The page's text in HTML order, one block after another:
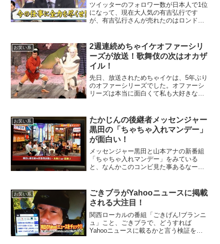
ツイッターのフォロワー数が日本人で1位
になって、現在大人気の有吉弘行です
が、有吉弘行さんが売れたのはロンドン
いですよねー！私も大好きなロンドンハ
ーツのコーナーの「有吉先...
お笑い系
2週連続めちゃイケオファーシリ
ーズが放送！歌舞伎の次はオカザ
イル！
先日、放送されためちゃイケは、5年ぶり
のオファーシリーズでした。オファーシ
リーズは本当に面白くて私も大好きな企
のジャージがトレードマークになってい
る、オファーシリーズで...
お笑い系
たかじんの後継者メッセンジャー
黒田の「ちゃちゃ入れマンデー」
が面白い！
メッセンジャー黒田と山本アナの新番組
「ちゃちゃ入れマンデー」をみている
と、なんかこのコンビ見た事あるなーっ
ナンボDEなんぼ」を思い出しました。
お笑い系
ごきブラがYahooニュースに掲載
される大注目！
関西ローカルの番組「ごきげん!ブランニ
ュ」こと、ごきブラで、どうすれば
Yahooニュースに載るかと言う検証をし